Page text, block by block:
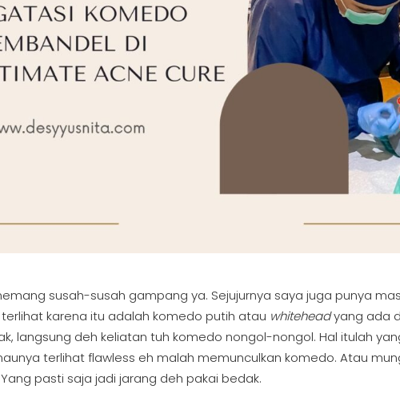
susah-susah gampang ya. Sejujurnya saya juga punya
karena itu adalah komedo putih atau whiteheadyang ada
langsung deh keliatan tuh komedo nongol-nongol. Hal itulah
terlihat flawless eh malah memunculkan komedo. Atau
pasti saja jadi jarang deh pakai bedak.